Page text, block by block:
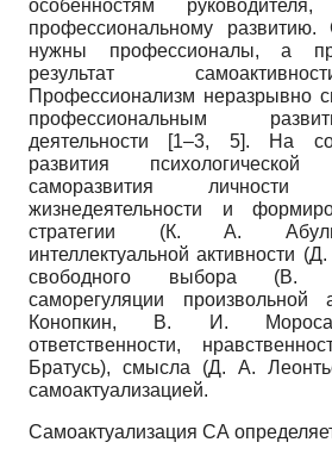
особенностям
профессиональному развитию.
нужны профессионалы, а
результат
Профессионализм неразрывно
профессиональным
деятельности [1–3, 5]. На
развития
саморазвития
жизнедеятельности и
стратегии (К. А.
интеллектуальной активности
свободного выбора (В.
саморегуляции
Конопкин, В. И.
ответственности,
Братусь), смысла (Д. А.
самоактуализацией.
Самоактуализация СА